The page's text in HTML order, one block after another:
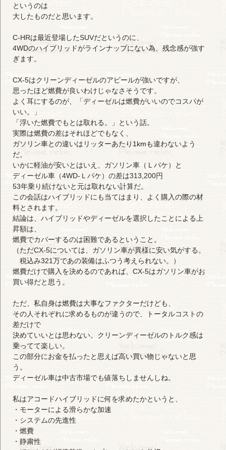
というのは
大したものだと思います。
C-HRは最近登場したSUVだというのに、
4WDのハイブリッドがラインナップにない為、残念感が強す
ぎます。
CX-5はクリーンディーゼルのアピールが強いですが、
思ったほど燃費が良いわけじゃなさそうです。
よく耳にするのが、「ディーゼルは燃費がいいのでコスパが
いい。」
「浮いた燃費でもとは取れる。」という話。
実際は燃費の差はそれほどでもなく、
ガソリン車との違いはリッターあたり1kmも違わないよう
だ。
いかに軽油が安いとはいえ、ガソリン車（Ｌパケ）と
ディーゼル車（4WD-Ｌパケ）の差は313,200円
53年乗り続けないと元は取れない計算だ。
この会話はハイブリッドにも当てはまり、よく購入の際の材
料とされます。
結論は、ハイブリッドやディーゼルを選択したことによる上
昇額は、
燃費でカバーするのは困難であるということ。
（ただCX-5については、ガソリン車が異様に安い気がする。
税込み321万であの装備はふつう考えられない。）
燃費だけで購入を決めるのであれば、CX-5はガソリン車がお
買い得だと思う。
ただ、私自身は燃費は大事なファクターだけども、
その人それぞれに求めるものが違うので、トータルコストの
差だけで
決めていいとは思わない。クリーンディーゼルのトルク感は
乗ってて楽しい。
この部分にお金を払ったと思えば高い買い物じゃないと思
う。
ディーゼル車は中古市場でも値落ちしませんしね。
私はアコードハイブリッドに何を求めたかというと、
・モーターによる滑らかな加速
・システムの先進性
・燃費
・静粛性